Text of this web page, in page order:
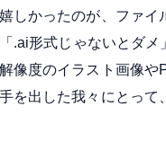
しかったのが、ファイ
.ai形式じゃないとダ
像度のイラスト画像
を出した我々にとっ